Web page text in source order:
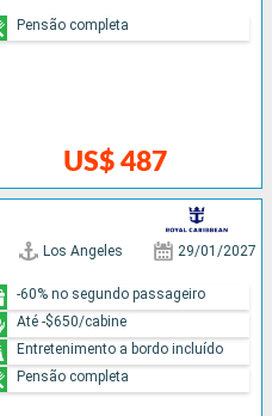
US$ 487
Pensão completa
Los Angeles 29/01/2027
-60% no segundo passageiro
Até -$650/cabine
Entretenimento a bordo incluído
Pensão completa